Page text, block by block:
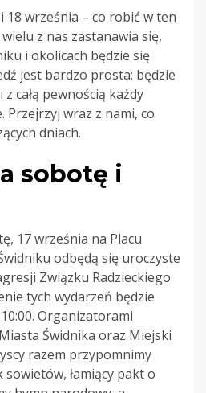
18 września – co robić w ten
z nas zastanawia się,
i okolicach będzie się
jest bardzo prosta: będzie
całą pewnością każdy
Przejrzyj wraz z nami, co
dniach.
sobotę i
17 września na Placu
odbędą się uroczyste
Związku Radzieckiego
tych wydarzeń będzie
Organizatorami
Świdnika oraz Miejski
razem przypomnimy
łamiący pakt o